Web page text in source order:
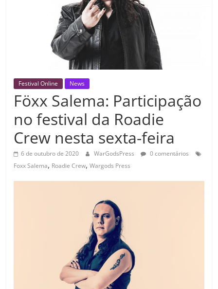
Festival Online News
Föxx Salema: Participação
no festival da Roadie
Crew nesta sexta-feira
6 de outubro de 2020 WarGodsPress
0 comentários
Foxx Salema, Roadie Crew,Wargods Press